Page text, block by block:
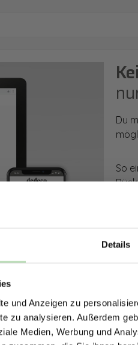
Details
und Anzeigen zu
zu analysieren. Außerdem
Medien, Werbung und
Du
So